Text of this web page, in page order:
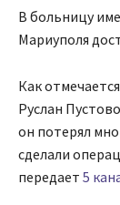
В больницу
Мариуполя
Как
Руслан
он потерял
сделали
передает 5